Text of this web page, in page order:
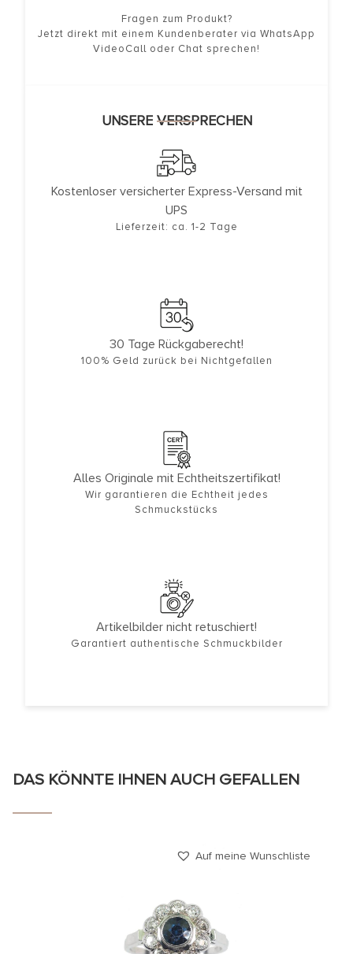
Fragen zum Produkt?
Jetzt direkt mit einem Kundenberater via WhatsApp
VideoCall oder Chat sprechen!
UNSERE VERSPRECHEN
Kostenloser versicherter Express-Versand mit
UPS
Lieferzeit: ca. 1-2 Tage
30 Tage Rückgaberecht!
100% Geld zurück bei Nichtgefallen
Alles Originale mit Echtheitszertifikat!
Wir garantieren die Echtheit jedes
Schmuckstücks
Artikelbilder nicht retuschiert!
Garantiert authentische Schmuckbilder
DAS KÖNNTE IHNEN AUCH GEFALLEN
Auf meine Wunschliste